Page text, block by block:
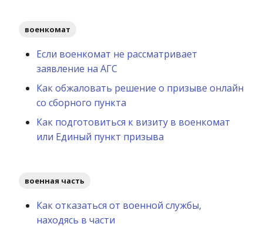
военкомат
Если военкомат не рассматривает
заявление на АГС
Как обжаловать решение о призыве онлайн
со сборного пункта
Как подготовиться к визиту в военкомат
или Единый пункт призыва
военная часть
Как отказаться от военной службы,
находясь в части